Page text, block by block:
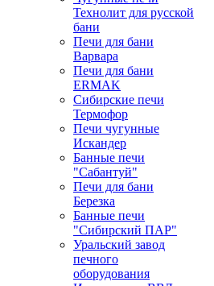
Технолит для русской
бани
Печи для бани
Варвара
Печи для бани
ERMAK
Сибирские печи
Термофор
Печи чугунные
Искандер
Банные печи
"Сабантуй"
Печи для бани
Березка
Банные печи
"Сибирский ПАР"
Уральский завод
печного
оборудования